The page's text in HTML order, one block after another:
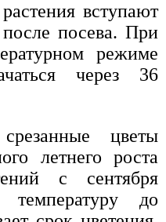
вступают
посева. При
режиме
через 36
цветы
летнего роста
с сентября
до